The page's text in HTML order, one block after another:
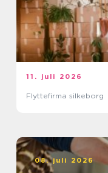
11. juli 2026
Flyttefirma silkeborg
08. juli 2026